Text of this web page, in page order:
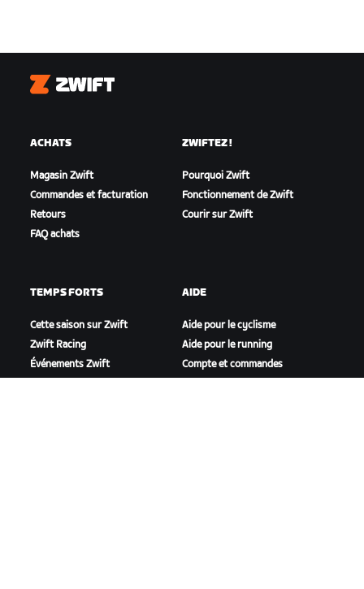
Zwift
ACHATS
Magasin Zwift
Commandes et facturation
Retours
FAQ achats
ZWIFTEZ !
Pourquoi Zwift
Fonctionnement de Zwift
Courir sur Zwift
TEMPS FORTS
Cette saison sur Zwift
Zwift Racing
Événements Zwift
AIDE
Aide pour le cyclisme
Aide pour le running
Compte et commandes